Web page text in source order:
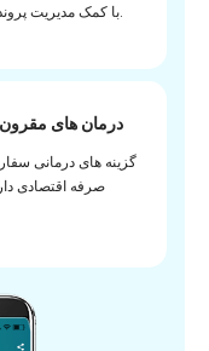
با کمک مدیریت پرونده شامل اسناد مختلف دریافت کنید.
درمان های
گزینه های درمانی
صرفه اقتصادی